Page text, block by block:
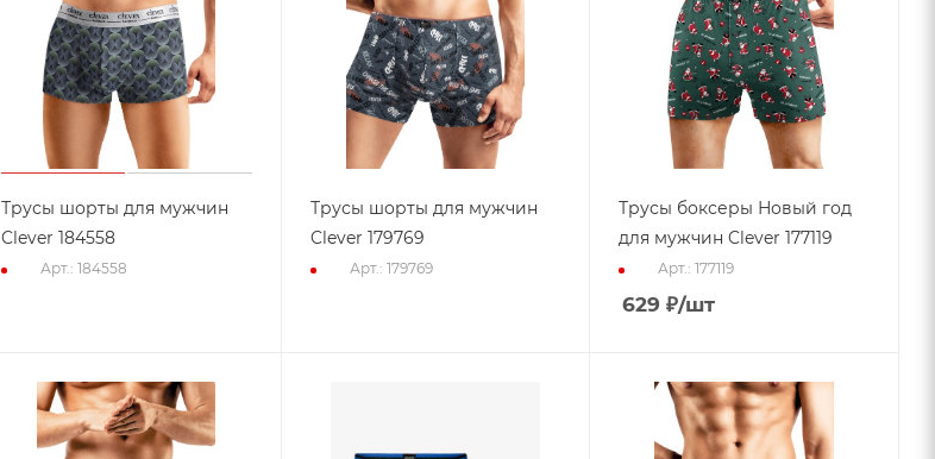
Трусы шорты для мужчин
Clever 184558
Арт.: 184558
Трусы шорты для мужчин
Clever 179769
Арт.: 179769
Трусы боксеры Новый год
для мужчин Clever 177119
Арт.: 177119
629 ₽/шт